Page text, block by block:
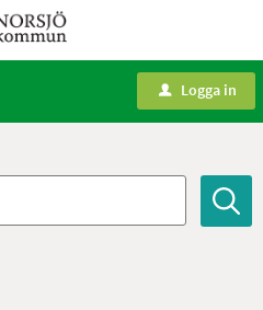
u Logga in